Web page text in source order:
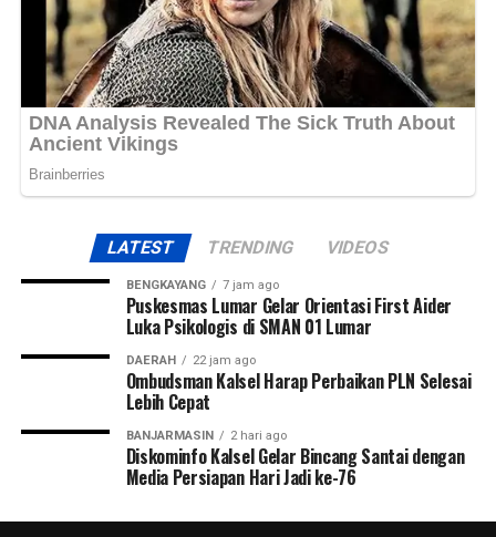
LATEST TRENDING VIDEOS
BENGKAYANG 7 jam ago
Puskesmas Lumar Gelar Orientasi First Aider
Luka Psikologis di SMAN 01 Lumar
DAERAH 22 jam ago
Ombudsman Kalsel Harap Perbaikan PLN Selesai
Lebih Cepat
BANJARMASIN 2 hari ago
Diskominfo Kalsel Gelar Bincang Santai dengan
Media Persiapan Hari Jadi ke-76